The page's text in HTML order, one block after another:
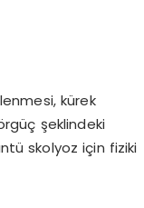
kürek
şeklindeki
skolyoz için fiziki